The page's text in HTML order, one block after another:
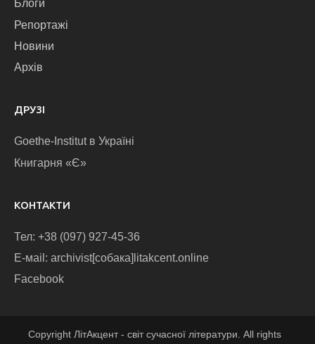
Блоги
Репортажі
Новини
Архів
ДРУЗІ
Goethe-Institut в Україні
Книгарня «Є»
КОНТАКТИ
Тел: +38 (097) 927-45-36
E-маіl: archivist[собака]litakcent.online
Facebook
Copyright ЛітАкцент - світ сучасної літератури. All rights